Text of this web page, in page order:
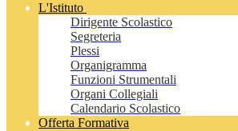
L'Istituto
Dirigente Scolastico
Segreteria
Plessi
Organigramma
Funzioni Strumentali
Organi Collegiali
Calendario Scolastico
Offerta Formativa